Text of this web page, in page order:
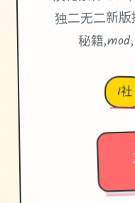
独二无二新
秘籍
I社